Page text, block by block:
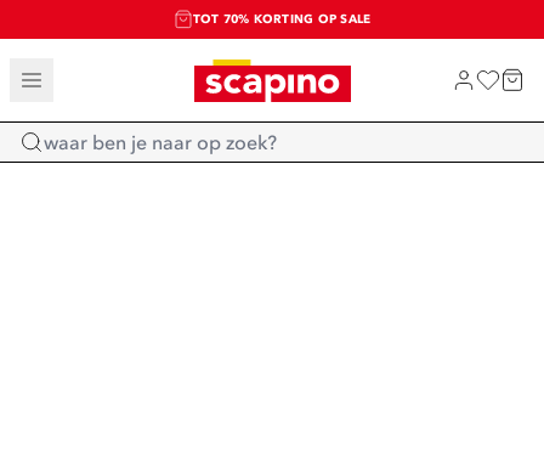
TOT 70% KORTING OP SALE
SALE: LAATSTE KANS!
SHOP NIEUW
Home